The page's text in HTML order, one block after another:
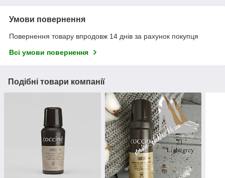
Умови повернення
Повернення товару впродовж 14 днів за рахунок покупця
Всі умови повернення
Подібні товари компанії